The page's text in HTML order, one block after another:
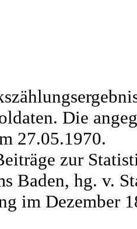
Die
27.05.1970.
zur
Baden, hg. v.
im Dezember